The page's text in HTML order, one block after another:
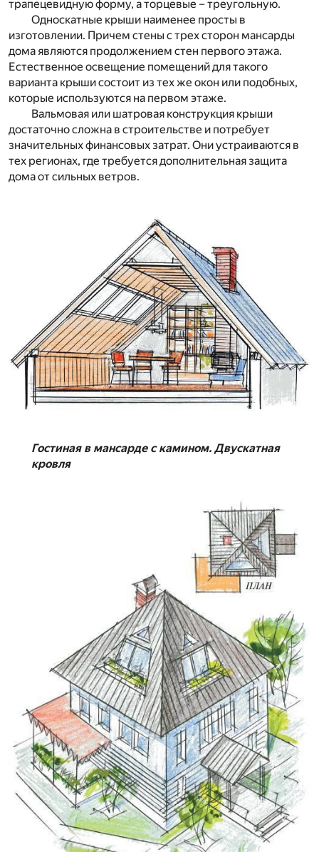
трапецевидную форму, а торцевые – треугольную.
Односкатные крыши наименее просты в
изготовлении. Причем стены с трех сторон мансарды
дома являются продолжением стен первого этажа.
Естественное освещение помещений для такого
варианта крыши состоит из тех же окон или подобных,
которые используются на первом этаже.
Вальмовая или шатровая конструкция крыши
достаточно сложна в строительстве и потребует
значительных финансовых затрат. Они устраиваются в
тех регионах, где требуется дополнительная защита
дома от сильных ветров.
Гостиная в мансарде с камином. Двускатная
кровля